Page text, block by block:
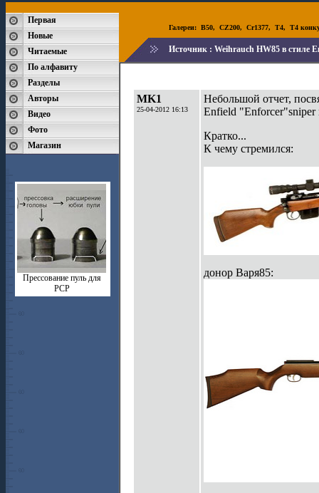
Первая
Новые
Читаемые
По алфавиту
Разделы
Авторы
Видео
Фото
Магазин
Прессование пуль для
РСР
Галереи: B50, CZ200, Cr1377, T4, T4
Источник : Weihrauch HW85 в стиле
MK1
25-04-2012 16:13
Небольшой отчет,
Enfield "Enforcer"sniper
Кратко...
К чему стремился:
донор Варя85: